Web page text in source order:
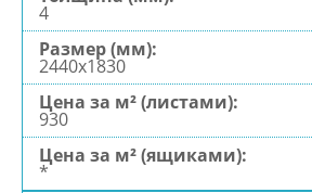
4
2440х1830
930
*